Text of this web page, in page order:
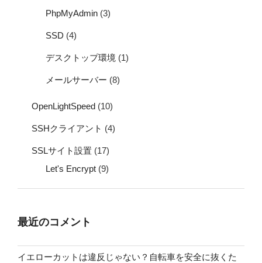
PhpMyAdmin (3)
SSD (4)
デスクトップ環境 (1)
メールサーバー (8)
OpenLightSpeed (10)
SSHクライアント (4)
SSLサイト設置 (17)
Let's Encrypt (9)
最近のコメント
イエローカットは違反じゃない？自転車を安全に抜くた